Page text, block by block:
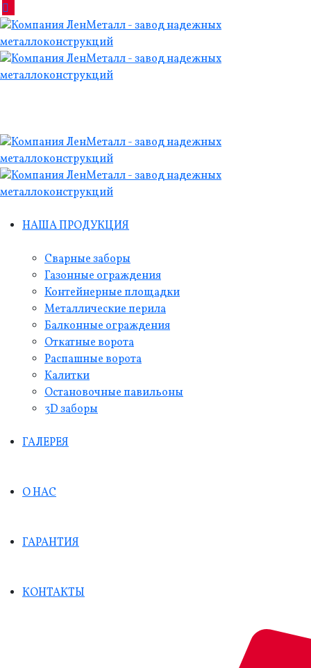
НАША ПРОДУКЦИЯ
Сварные заборы
Газонные ограждения
Контейнерные площадки
Металлические перила
Балконные ограждения
Откатные ворота
Распашные ворота
Калитки
Остановочные павильоны
3D заборы
ГАЛЕРЕЯ
О НАС
ГАРАНТИЯ
КОНТАКТЫ